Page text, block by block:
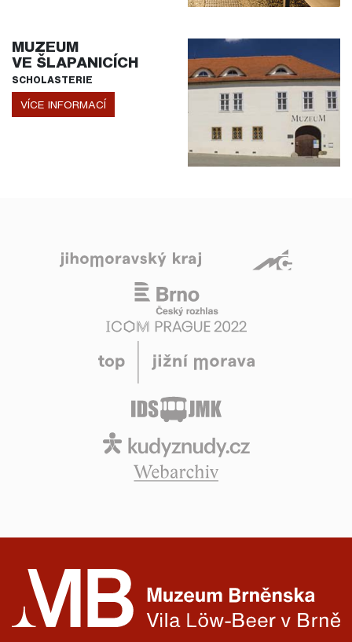
MUZEUM
VE ŠLAPANICÍCH
SCHOLASTERIE
VÍCE INFORMACÍ